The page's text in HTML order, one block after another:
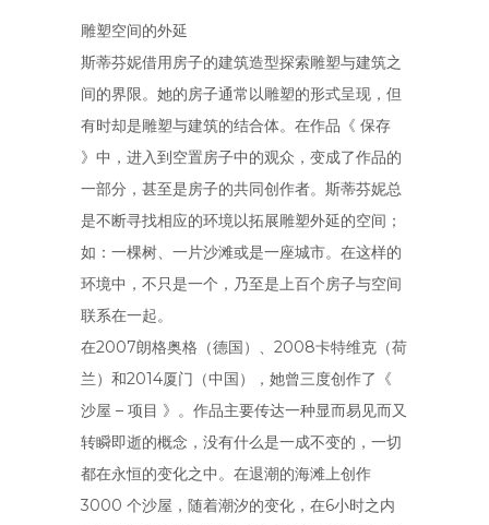
雕塑空间的外延
斯蒂芬妮借用房子的建筑造型探索雕塑与建筑之
间的界限。她的房子通常以雕塑的形式呈现，但
有时却是雕塑与建筑的结合体。在作品《 保存
》中，进入到空置房子中的观众，变成了作品的
一部分，甚至是房子的共同创作者。斯蒂芬妮总
是不断寻找相应的环境以拓展雕塑外延的空间；
如：一棵树、一片沙滩或是一座城市。在这样的
环境中，不只是一个，乃至是上百个房子与空间
联系在一起。
在2007朗格奥格（德国）、2008卡特维克（荷
兰）和2014厦门（中国），她曾三度创作了《
沙屋 – 项目 》。作品主要传达一种显而易见而又
转瞬即逝的概念，没有什么是一成不变的，一切
都在永恒的变化之中。在退潮的海滩上创作
3000 个沙屋，随着潮汐的变化，在6小时之内